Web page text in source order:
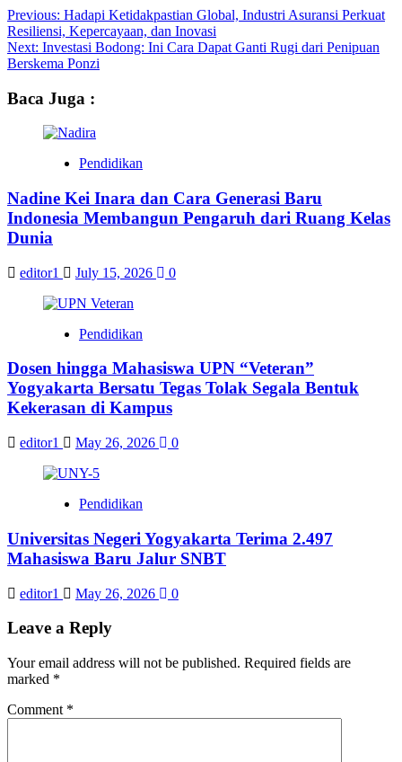
Post
navigation
Previous: Hadapi Ketidakpastian Global, Industri Asuransi Perkuat
Resiliensi, Kepercayaan, dan Inovasi
Next: Investasi Bodong: Ini Cara Dapat Ganti Rugi dari Penipuan
Berskema Ponzi
Baca Juga :
Pendidikan
Nadine Kei Inara dan Cara Generasi Baru
Indonesia Membangun Pengaruh dari Ruang Kelas
Dunia
editor1 July 15, 2026 0
Pendidikan
Dosen hingga Mahasiswa UPN “Veteran”
Yogyakarta Bersatu Tegas Tolak Segala Bentuk
Kekerasan di Kampus
editor1 May 26, 2026 0
Pendidikan
Universitas Negeri Yogyakarta Terima 2.497
Mahasiswa Baru Jalur SNBT
editor1 May 26, 2026 0
Leave a Reply
Your email address will not be published. Required fields are
marked *
Comment *